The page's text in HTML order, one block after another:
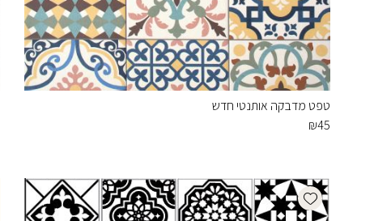
טפט מדבקה אותנטי חדש
₪45
Add wishlist